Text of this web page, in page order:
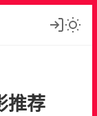
推荐